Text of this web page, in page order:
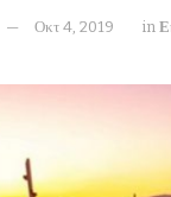
Οκτ 4, 2019 in